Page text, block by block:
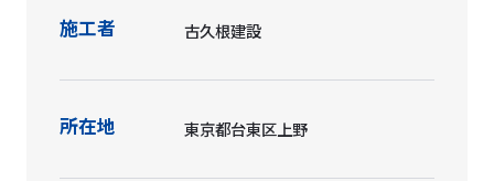
施工者 古久根建設
所在地 東京都台東区上野